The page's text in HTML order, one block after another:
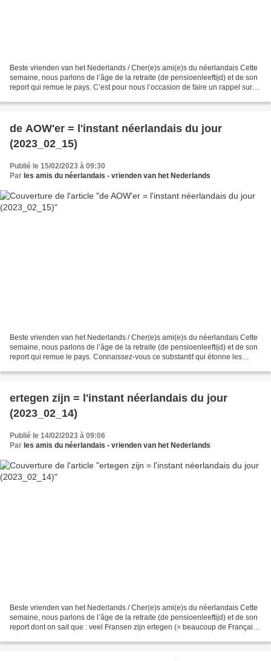
Beste vrienden van het Nederlands / Cher(e)s ami(e)s du néerlandais Cette
semaine, nous parlons de l’âge de la retraite (de pensioenleeftijd) et de son
report qui remue le pays. C’est pour nous l’occasion de faire un rappel sur
de AOW'er = l'instant néerlandais du jour
(2023_02_15)
Publié le 15/02/2023 à 09:30
Par les amis du néerlandais - vrienden van het Nederlands
Beste vrienden van het Nederlands / Cher(e)s ami(e)s du néerlandais Cette
semaine, nous parlons de l’âge de la retraite (de pensioenleeftijd) et de son
report qui remue le pays. Connaissez-vous ce substantif qui étonne les
ertegen zijn = l'instant néerlandais du jour
(2023_02_14)
Publié le 14/02/2023 à 09:06
Par les amis du néerlandais - vrienden van het Nederlands
Beste vrienden van het Nederlands / Cher(e)s ami(e)s du néerlandais Cette
semaine, nous parlons de l’âge de la retraite (de pensioenleeftijd) et de son
report dont on sait que : veel Fransen zijn ertegen (= beaucoup de Français